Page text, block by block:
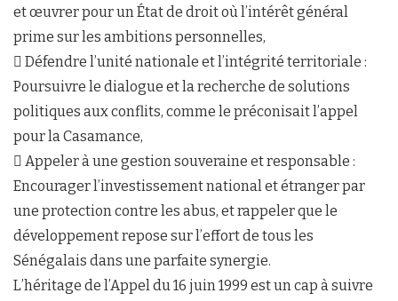
et œuvrer pour un État de droit où l’intérêt général
prime sur les ambitions personnelles,
 Défendre l’unité nationale et l’intégrité territoriale :
Poursuivre le dialogue et la recherche de solutions
politiques aux conflits, comme le préconisait l’appel
pour la Casamance,
 Appeler à une gestion souveraine et responsable :
Encourager l’investissement national et étranger par
une protection contre les abus, et rappeler que le
développement repose sur l’effort de tous les
Sénégalais dans une parfaite synergie.
L’héritage de l’Appel du 16 juin 1999 est un cap à suivre